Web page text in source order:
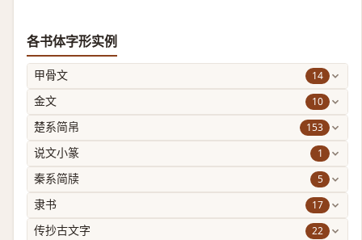
各书体字形实例
甲骨文 14
金文 10
楚系简帛 153
说文小篆 1
秦系简牍 5
隶书 17
传抄古文字 22